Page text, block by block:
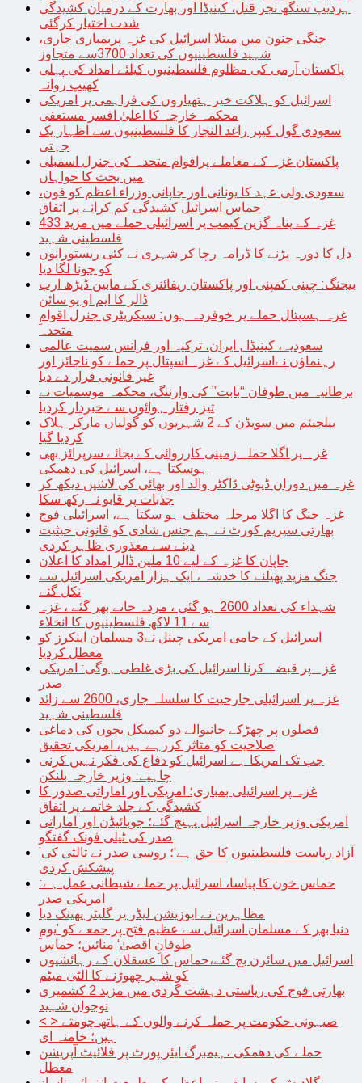
ہردیپ سنگھ نجر قتل، کینیڈا اور بھارت کے درمیان کشیدگی
شدت اختیار کرگئی
جنگی جنون میں مبتلا اسرائیل کی غزہ پربمباری جاری،
شہید فلسطینیوں کی تعداد 3700سے متجاوز
پاکستان آرمی کی مظلوم فلسطینیوں کیلئے امداد کی پہلی
کھیپ روانہ
اسرائیل کو ہلاکت خیز ہتھیاروں کی فراہمی پر امریکی
محکمہ خارجہ کا اعلیٰ افسر مستعفی
سعودی گول کیپر راغد النجار کا فلسطینیوں سے اظہار یک
جہتی
پاکستان غزہ کے معاملے پراقوام متحدہ کی جنرل اسمبلی
میں بحث کا خواہاں
سعودی ولی عہد کا یونانی اور جاپانی وزراء اعظم کو فون،
حماس اسرائیل کشیدگی کم کرانے پر اتفاق
غزہ کے پناہ گزین کیمپ پر اسرائیلی حملے میں مزید 433
فلسطینی شہید
دل کا دورہ پڑنے کا ڈرامہ رچا کر شہری نے کئی ریستورانوں
کو چونا لگا دیا
بیجنگ: چینی کمپنی اور پاکستان ریفائنری کے مابین ڈیڑھ ارب
ڈالر کا ایم او یو سائن
غزہ ہسپتال حملے پر خوفزدہ ہوں: سیکریٹری جنرل اقوامِ
متحدہ
سعودیہ، کینیڈا , ایران، ترکیہ اور فرانس سمیت عالمی
رہنماؤں نےاسرائیل کے غزہ اسپتال پر حملے کو ناجائز اور
غیر قانونی قرار دے دیا
برطانیہ میں طوفان “بابت” کی وارننگ، محکمہ موسمیات نے
تیز رفتار ہوائوں سے خبردار کردیا
بیلجیئم میں سویڈن کے 2 شہریوں کو گولیاں مارکر ہلاک
کردیا گیا
غزہ پر اگلا حملہ زمینی کارروائی کے بجائے سرپرائز بھی
ہوسکتا ہے، اسرائیل کی دھمکی
غزہ میں دوران ڈیوٹی ڈاکٹر والد اور بھائی کی لاشیں دیکھ کر
جذبات پر قابو نہ رکھ سکا
غزہ جنگ کا اگلا مرحلہ مختلف ہو سکتا ہے، اسرائیلی فوج
بھارتی سپریم کورٹ نے ہم جنس شادی کو قانونی حیثیت
دینے سے معذوری ظاہر کردی
جاپان کا غزہ کے لیے 10 ملین ڈالر امداد کا اعلان
جنگ مزید پھیلنے کا خدشہ ، ایک ہزار امریکی اسرائیل سے
نکل گئے
شہداء کی تعداد 2600 ہو گئی ، مردہ خانے بھر گئے ، غزہ
سے 11 لاکھ فلسطینیوں کا انخلاء
اسرائیل کے حامی امریکی چینل نے3 مسلمان اینکرز کو
معطل کردیا
غزہ پر قبضہ کرنا اسرائیل کی بڑی غلطی ہوگی: امریکی
صدر
غزہ پر اسرائیلی جارحیت کا سلسلہ جاری، 2600 سے زائد
فلسطینی شہید
فصلوں پر چھڑکے جانیوالے دو کیمیکل بچوں کی دماغی
صلاحیت کو متاثر کررہے ہیں، امریکی تحقیق
جب تک امریکا ہے اسرائیل کو دفاع کی فکر نہیں کرنی
چاہیے: وزیر خارجہ بلنکن
غزہ پر اسرائیلی بمباری؛ امریکی اور اماراتی صدور کا
کشیدگی کے جلد خاتمے پر اتفاق
امریکی وزیر خارجہ اسرائیل پہنچ گئے؛ جوبائیڈن اور اماراتی
صدر کی ٹیلی فونک گفتگو
’آزاد ریاست فلسطینیوں کا حق ہے‘؛ روسی صدر نے ثالثی کی
پیشکش کردی
حماس خون کا پیاسا، اسرائیل پر حملے شیطانی عمل ہے:
امریکی صدر
مظاہرین نے اپوزیشن لیڈر پر گلیٹر پھینک دیا
دنیا بھر کے مسلمان اسرائیل سے عظیم فتح پر جمعے کو ’یومِ
طوفانِ اقصیٰ‘ منائیں؛ حماس
اسرائیل میں سائرن بج گئے،حماس کا عسقلان کے رہائشیوں
کو شہر چھوڑنے کا الٹی میٹم
بھارتی فوج کی ریاستی دہشت گردی میں مزید 2 کشمیری
نوجوان شہید
< > صیہونی حکومت پر حملہ کرنے والوں کے ہاتھ چومتے
ہیں؛ خامنہ ای
حملے کی دھمکی ،ہیمبرگ ایئر پورٹ پر فلائیٹ آپریشن
معطل